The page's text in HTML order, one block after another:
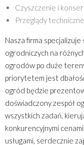
Czyszczenie i
Przeglądy
Nasza firma
ogrodniczych na
ogrodów po duże
priorytetem jest
ogród będzie
doświadczony zespół
wszystkich zadań,
konkurencyjnymi
usługami, serdecznie